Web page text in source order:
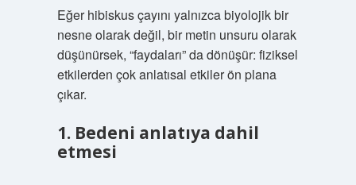
Eğer hibiskus çayını yalnızca biyolojik bir
nesne olarak değil, bir metin unsuru olarak
düşünürsek, “faydaları” da dönüşür: fiziksel
etkilerden çok anlatısal etkiler ön plana
çıkar.
1. Bedeni anlatıya dahil
etmesi